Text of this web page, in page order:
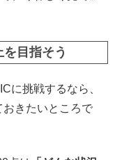
目指そう
に挑戦するなら、
おきたいところで